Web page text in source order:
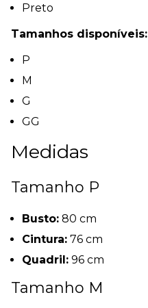
Preto
Tamanhos disponíveis:
P
M
G
GG
Medidas
Tamanho P
Busto: 80 cm
Cintura: 76 cm
Quadril: 96 cm
Tamanho M